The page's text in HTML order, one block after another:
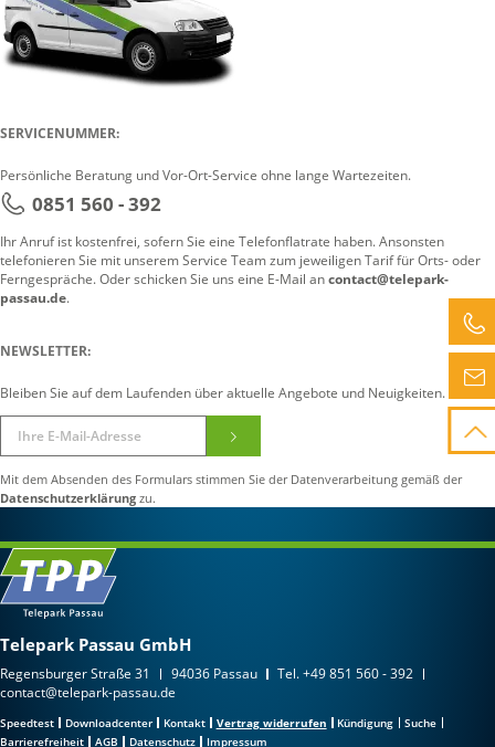
SERVICENUMMER:
Persönliche Beratung und Vor-Ort-Service ohne lange Wartezeiten.
0851 560 - 392
Ihr Anruf ist kostenfrei, sofern Sie eine Telefonflatrate haben. Ansonsten
telefonieren Sie mit unserem Service Team zum jeweiligen Tarif für Orts- oder
Ferngespräche. Oder schicken Sie uns eine E-Mail ancontact@telepark-
passau.de.
NEWSLETTER:
Bleiben Sie auf dem Laufenden über aktuelle Angebote und Neuigkeiten.
Mit dem Absenden des Formulars stimmen Sie der Datenverarbeitung gemäß der
Datenschutzerklärung zu.
Telepark Passau GmbH
Regensburger Straße 31 94036 Passau Tel.+49 851 560 - 392
contact@telepark-passau.de
Speedtest Downloadcenter Kontakt Vertrag widerrufen Kündigung
Suche
Barrierefreiheit
AGB Datenschutz Impressum